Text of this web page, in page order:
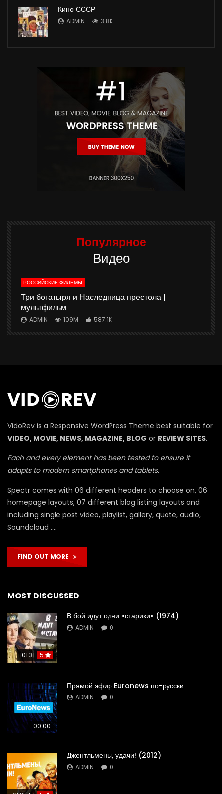
Кино СССР
ADMIN 3.8K
Популярное
Видео
РОССИЙСКИЕ ФИЛЬМЫ
Три богатыря и Наследница престола |
мультфильм
ADMIN 109M 587.1K
VidoRev is a Responsive WordPress Theme best suitable for
VIDEO, MOVIE, NEWS, MAGAZINE, BLOG or REVIEW SITES.
Each and every element has been tested to ensure it
adapts to modern smartphones and tablets.
Spectr comes with 06 different headers to choose on, 06
homepage layouts, 07 different blog listing layouts and
including single post video, playlist, gallery, quote, audio,
Soundcloud ….
FIND OUT MORE
MOST DISCUSSED
01:31 5
В бой идут одни «старики» (1974)
ADMIN 0
00:00
Прямой эфир Euronews по-русски
ADMIN 0
Джентльмены, удачи! (2012)
ADMIN 0